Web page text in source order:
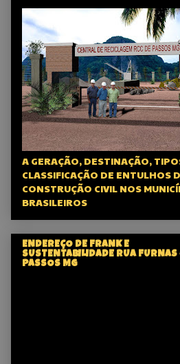
A GERAÇÃO, DESTINAÇÃO,
CLASSIFICAÇÃO DE ENTULHOS
CONSTRUÇÃO CIVIL NOS
BRASILEIROS
ENDEREÇO DE FRANK E
SUSTENTABILIDADE RUA
PASSOS MG